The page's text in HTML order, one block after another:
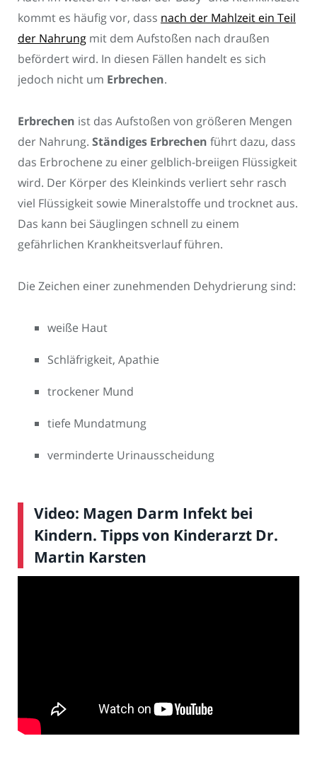
kommt es häufig vor, dass nach der Mahlzeit ein Teil
der Nahrung mit dem Aufstoßen nach draußen
befördert wird. In diesen Fällen handelt es sich
jedoch nicht um Erbrechen.
Erbrechen ist das Aufstoßen von größeren Mengen
der Nahrung. Ständiges Erbrechen führt dazu, dass
das Erbrochene zu einer gelblich-breiigen Flüssigkeit
wird. Der Körper des Kleinkinds verliert sehr rasch
viel Flüssigkeit sowie Mineralstoffe und trocknet aus.
Das kann bei Säuglingen schnell zu einem
gefährlichen Krankheitsverlauf führen.
Die Zeichen einer zunehmenden Dehydrierung sind:
weiße Haut
Schläfrigkeit, Apathie
trockener Mund
tiefe Mundatmung
verminderte Urinausscheidung
Video: Magen Darm Infekt bei
Kindern. Tipps von Kinderarzt Dr.
Martin Karsten